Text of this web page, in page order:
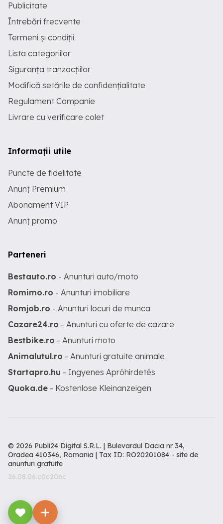
Publicitate
Întrebări frecvente
Termeni și condiții
Lista categoriilor
Siguranța tranzacțiilor
Modifică setările de confidențialitate
Regulament Campanie
Livrare cu verificare colet
Informații utile
Puncte de fidelitate
Anunț Premium
Abonament VIP
Anunț promo
Parteneri
Bestauto.ro - Anunturi auto/moto
Romimo.ro - Anunturi imobiliare
Romjob.ro - Anunturi locuri de munca
Cazare24.ro - Anunturi cu oferte de cazare
Bestbike.ro - Anunturi moto
Animalutul.ro - Anunturi gratuite animale
Startapro.hu - Ingyenes Apróhirdetés
Quoka.de - Kostenlose Kleinanzeigen
© 2026 Publi24 Digital S.R.L. | Bulevardul Dacia nr 34,
Oradea 410346, Romania | Tax ID: RO20201084 - site de
anunturi gratuite
26.08.06.c0c206c